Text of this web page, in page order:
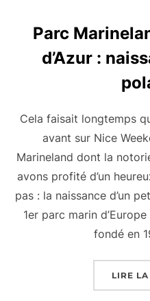
Parc
d’Azur :
Cela faisait longtemps
avant sur Nice
Marineland dont la
avons profité d’un
pas : la naissance d’un
1er parc marin
fondé en
LIRE